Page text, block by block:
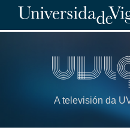
A televisión da